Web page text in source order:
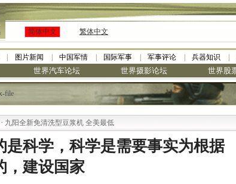
简体中文 繁体中文
图片新闻 中国军情 国际军事 军事评论 兵器知识
世界汽车论坛 世界摄影论坛 世界股
file
新免清洗型豆浆机 全美最低
是科学，科学是需要事实为根据
，建设国家